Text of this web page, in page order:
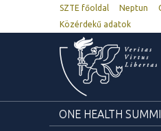
SZTE főoldal Neptun
Közérdekű adatok
ONE HEALTH